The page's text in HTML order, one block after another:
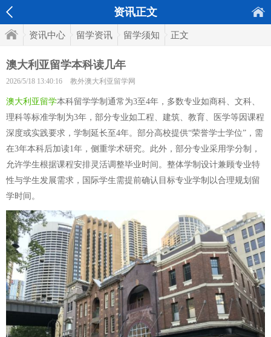
资讯正文
资讯中心 留学资讯 留学须知 正文
澳大利亚留学本科读几年
2026/5/18 13:40:16 教外澳大利亚留学网
澳大利亚留学本科留学学制通常为3至4年，多数专业如商科、文科、
理科等标准学制为3年，部分专业如工程、建筑、教育、医学等因课程
深度或实践要求，学制延长至4年。部分高校提供“荣誉学士学位”，需
在3年本科后加读1年，侧重学术研究。此外，部分专业采用学分制，
允许学生根据课程安排灵活调整毕业时间。整体学制设计兼顾专业特
性与学生发展需求，国际学生需提前确认目标专业学制以合理规划留
学时间。